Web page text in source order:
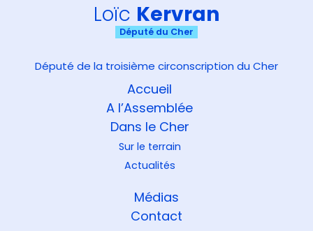
Loïc Kervran
Député du Cher
Député de la troisième circonscription du Cher
Accueil
A l’Assemblée
Dans le Cher
Sur le terrain
Actualités
Médias
Contact